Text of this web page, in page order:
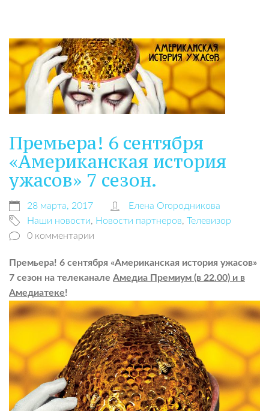
Премьера! 6 сентября
«Американская история
ужасов» 7 сезон.
28 марта, 2017
Елена Огородникова
Наши новости, Новости партнеров, Телевизор
0 комментарии
Премьера! 6 сентября «Американская история ужасов»
7 сезон на телеканале Амедиа Премиум (в 22.00) и в
Амедиатеке!